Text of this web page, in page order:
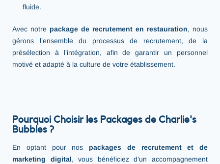
fluide.
Avec notre package de recrutement en restauration, nous
gérons l’ensemble du processus de recrutement, de la
présélection à l’intégration, afin de garantir un personnel
motivé et adapté à la culture de votre établissement.
Pourquoi Choisir les Packages de Charlie's
Bubbles ?
En optant pour nos packages de recrutement et de
marketing digital, vous bénéficiez d’un accompagnement